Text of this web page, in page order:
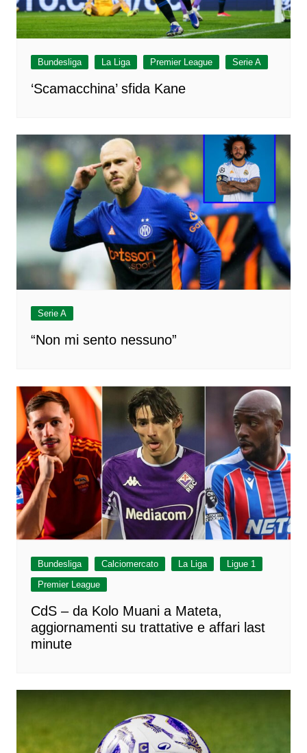
Bundesliga La Liga Premier League Serie A
‘Scamacchina’ sfida Kane
Serie A
“Non mi sento nessuno”
Bundesliga Calciomercato La Liga
Ligue 1
Premier League
CdS – da Kolo Muani a Mateta,
aggiornamenti su trattative e affari last
minute